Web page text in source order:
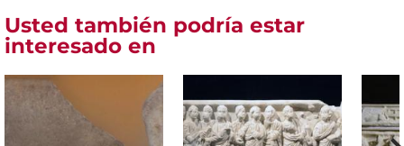
Usted también podría estar
interesado en